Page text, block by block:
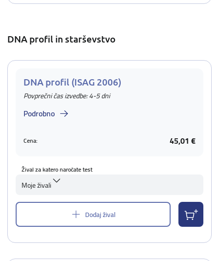
DNA profil in starševstvo
DNA profil (ISAG 2006)
Povprečni čas izvedbe: 4-5 dni
Podrobno
Cena: 45,01 €
Žival za katero naročate test
Moje živali
Dodaj žival